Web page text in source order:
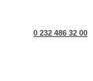
0 232 486 32 00